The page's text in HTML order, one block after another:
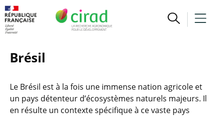
Brésil
Le Brésil est à la fois une immense nation agricole et
un pays détenteur d’écosystèmes naturels majeurs. Il
en résulte un contexte spécifique à ce vaste pays